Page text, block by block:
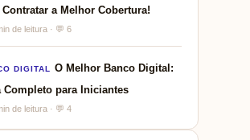
Contratar a Melhor Cobertura!
de leitura · 💬 6
DIGITAL
O Melhor Banco Digital:
Completo para Iniciantes
de leitura · 💬 4